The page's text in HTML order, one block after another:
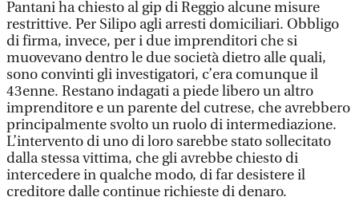
Pantani ha chiesto al gip di Reggio alcune misure
restrittive. Per Silipo agli arresti domiciliari. Obbligo
di firma, invece, per i due imprenditori che si
muovevano dentro le due società dietro alle quali,
sono convinti gli investigatori, c’era comunque il
43enne. Restano indagati a piede libero un altro
imprenditore e un parente del cutrese, che avrebbero
principalmente svolto un ruolo di intermediazione.
L’intervento di uno di loro sarebbe stato sollecitato
dalla stessa vittima, che gli avrebbe chiesto di
intercedere in qualche modo, di far desistere il
creditore dalle continue richieste di denaro.